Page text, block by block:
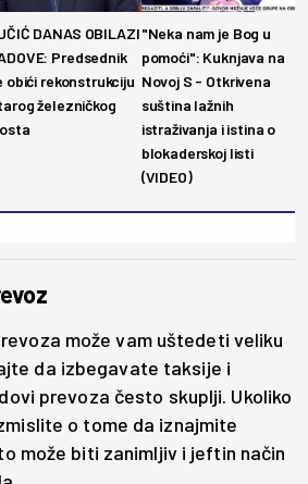
DANAS OBILAZI
Predsednik
obići rekonstrukciju
železničkog
"Neka nam je Bog u
pomoći": Kuknjava na
Novoj S - Otkrivena
suština lažnih
istraživanja i istina o
blokaderskoj listi
(VIDEO)
može vam uštedeti veliku
da izbegavate taksije i
prevoza često skuplji. Ukoliko
o tome da iznajmite
može biti zanimljiv i jeftin način